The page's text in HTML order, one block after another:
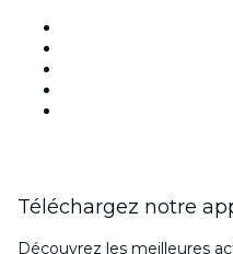
Téléchargez notre
Découvrez les meilleures